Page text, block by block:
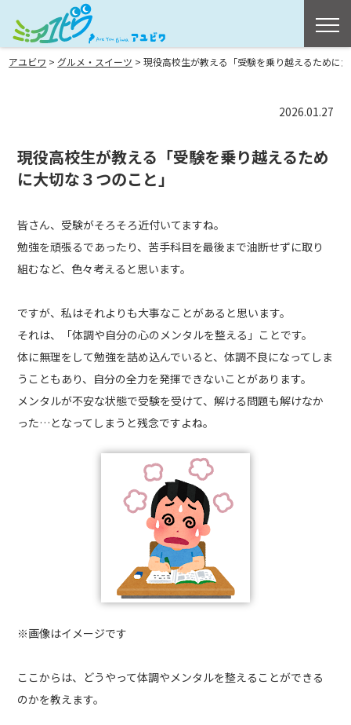
アユビワ > グルメ・スイーツ >現役高校生が教える「受験を乗り越えるために
2026.01.27
現役高校生が教える「受験を乗り越えるため
に大切な３つのこと」
皆さん、受験がそろそろ近付いてますね。
勉強を頑張るであったり、苦手科目を最後まで油断せずに取り
組むなど、色々考えると思います。
ですが、私はそれよりも大事なことがあると思います。
それは、「体調や自分の心のメンタルを整える」ことです。
体に無理をして勉強を詰め込んでいると、体調不良になってしま
うこともあり、自分の全力を発揮できないことがあります。
メンタルが不安な状態で受験を受けて、解ける問題も解けなか
った…となってしまうと残念ですよね。
※画像はイメージです
ここからは、どうやって体調やメンタルを整えることができる
のかを教えます。